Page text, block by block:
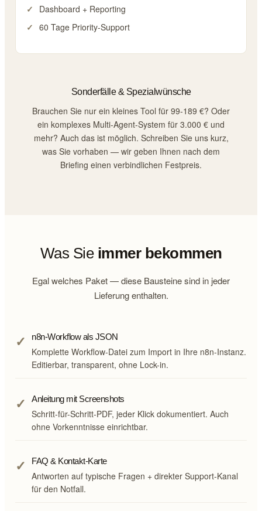
Dashboard + Reporting
60 Tage Priority-Support
Sonderfälle & Spezialwünsche
Brauchen Sie nur ein kleines Tool für 99-189 €? Oder
ein komplexes Multi-Agent-System für 3.000 € und
mehr? Auch das ist möglich. Schreiben Sie uns kurz,
was Sie vorhaben — wir geben Ihnen nach dem
Briefing einen verbindlichen Festpreis.
Was Sie immer bekommen
Egal welches Paket — diese Bausteine sind in jeder
Lieferung enthalten.
✓ n8n-Workflow als JSON
Komplette Workflow-Datei zum Import in Ihre n8n-Instanz.
Editierbar, transparent, ohne Lock-in.
✓ Anleitung mit Screenshots
Schritt-für-Schritt-PDF, jeder Klick dokumentiert. Auch
ohne Vorkenntnisse einrichtbar.
✓ FAQ & Kontakt-Karte
Antworten auf typische Fragen + direkter Support-Kanal
für den Notfall.